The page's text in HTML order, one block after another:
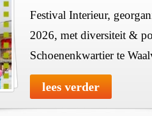
Festival Interieur,
2026, met diversiteit &
Schoenenkwartier te
lees verder